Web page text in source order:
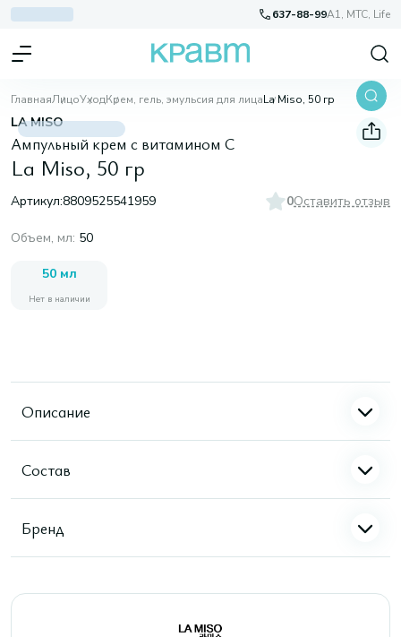
637-88-99A1, МТС, Life
ГлавнаяЛицоУходКрем, гель, эмульсия для лицаLa Miso, 50 гр
LA MISO
Ампульный крем с витамином С
La Miso, 50 гр
Артикул:8809525541959 0Оставить отзыв
Объем, мл: 50
50 мл
Нет в наличии
Описание
Состав
Бренд